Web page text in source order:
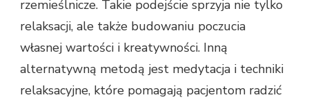
rzemieślnicze. Takie podejście sprzyja nie tylko
relaksacji, ale także budowaniu poczucia
własnej wartości i kreatywności. Inną
alternatywną metodą jest medytacja i techniki
relaksacyjne, które pomagają pacjentom radzić